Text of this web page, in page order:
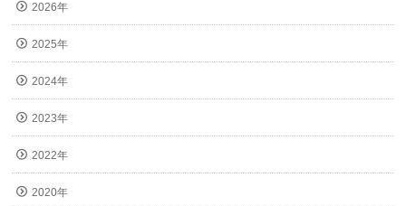
2026年
2025年
2024年
2023年
2022年
2020年